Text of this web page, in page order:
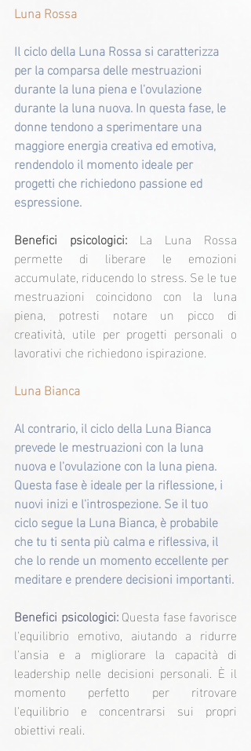
Luna Rossa
Il ciclo della Luna Rossa si caratterizza
per la comparsa delle mestruazioni
durante la luna piena e l'ovulazione
durante la luna nuova. In questa fase, le
donne tendono a sperimentare una
maggiore energia creativa ed emotiva,
rendendolo il momento ideale per
progetti che richiedono passione ed
espressione.
Benefici psicologici: La Luna Rossa
permette di liberare le emozioni
accumulate, riducendo lo stress. Se le tue
mestruazioni coincidono con la luna
piena, potresti notare un picco di
creatività, utile per progetti personali o
lavorativi che richiedono ispirazione.
Luna Bianca
Al contrario, il ciclo della Luna Bianca
prevede le mestruazioni con la luna
nuova e l'ovulazione con la luna piena.
Questa fase è ideale per la riflessione, i
nuovi inizi e l'introspezione. Se il tuo
ciclo segue la Luna Bianca, è probabile
che tu ti senta più calma e riflessiva, il
che lo rende un momento eccellente per
meditare e prendere decisioni importanti.
Benefici psicologici: Questa fase favorisce
l'equilibrio emotivo, aiutando a ridurre
l'ansia e a migliorare la capacità di
leadership nelle decisioni personali. È il
momento perfetto per ritrovare
l'equilibrio e concentrarsi sui propri
obiettivi reali.